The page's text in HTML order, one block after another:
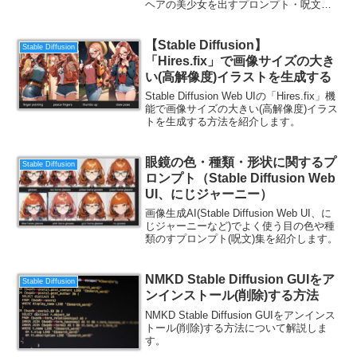
ヘアの美少女を出すプロンプト・呪文集
Stable Diffusion
【Stable Diffusion】
「Hires.fix」で画像サイズの大き
い(高解像度)イラストを生成する
Stable Diffusion Web UIの「Hires.fix」機
能で画像サイズの大きい(高解像度)イラス
トを生成する方法を紹介します。
Stable Diffusion
眼鏡の色・種類・形状に関するプ
ロンプト（Stable Diffusion Web
UI、にじジャーニー）
画像生成AI(Stable Diffusion Web UI、に
じジャーニーなど)でよく使う目の色や種
類のすプロンプト(呪文)集を紹介します。
Stable Diffusion
NMKD Stable Diffusion GUIをア
ンインストール(削除)する方法
NMKD Stable Diffusion GUIをアンインス
トール(削除)する方法について解説しま
す。